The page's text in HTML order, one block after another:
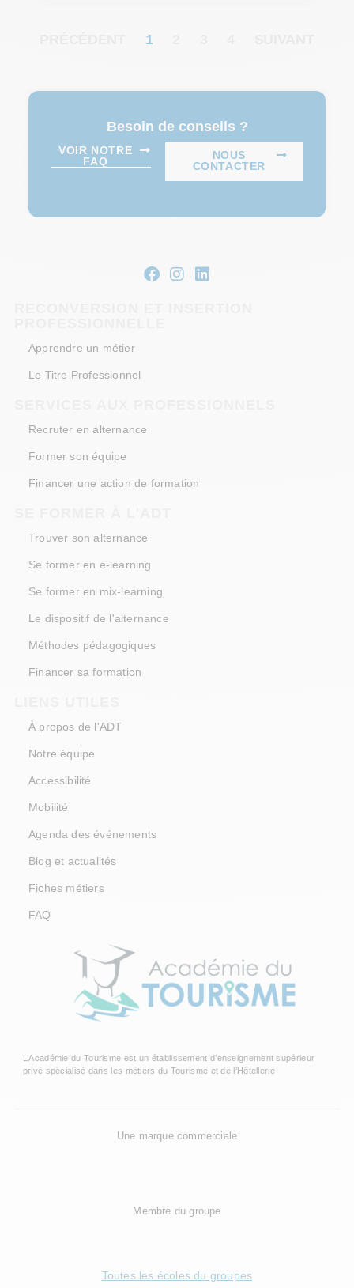
1
Besoin de conseils ?
VOIR NOTRE
FAQ
NOUS
CONTACTER
Apprendre un métier
Le Titre Professionnel
Recruter en alternance
Former son équipe
Financer une action de formation
Trouver son alternance
Se former en e-learning
Se former en mix-learning
Le dispositif de l'alternance
Méthodes pédagogiques
Financer sa formation
À propos de l'ADT
Notre équipe
Accessibilité
Mobilité
Agenda des événements
Blog et actualités
Fiches métiers
FAQ
L’Académie du Tourisme est un établissement d’enseignement supérieur
privé spécialisé dans les métiers du Tourisme et de l’Hôtellerie
Une marque commerciale
Membre du groupe
Toutes les écoles du groupes